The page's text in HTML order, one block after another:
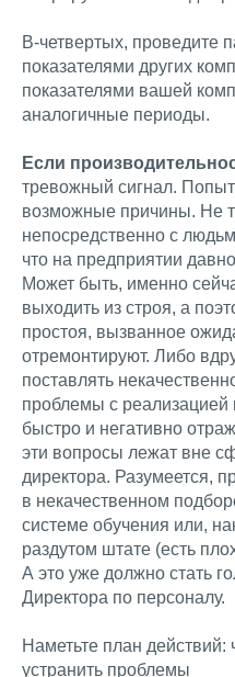
В-четвертых, проведите
показателями других
показателями вашей
аналогичные периоды.
Если
тревожный сигнал.
возможные причины. Не
непосредственно с
что на предприятии
Может быть, именно
выходить из строя, а
простоя, вызванное
отремонтируют. Либо
поставлять
проблемы с реализацией
быстро и негативно
эти вопросы лежат вне
директора. Разумеется,
в некачественном
системе обучения или,
раздутом штате (есть
А это уже должно стать
Директора по персоналу.
Наметьте план действий:
устранить проблемы